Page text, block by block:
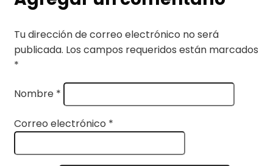
Tu dirección de correo electrónico no será
publicada. Los campos requeridos están marcados
*
Nombre *
Correo electrónico *